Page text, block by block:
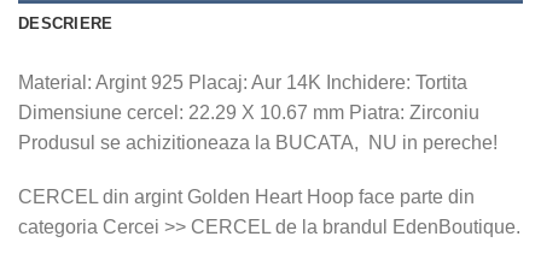
DESCRIERE
Material: Argint 925 Placaj: Aur 14K Inchidere: Tortita
Dimensiune cercel: 22.29 X 10.67 mm Piatra: Zirconiu
Produsul se achizitioneaza la BUCATA, NU in pereche!
CERCEL din argint Golden Heart Hoop face parte din
categoria Cercei >> CERCEL de la brandul EdenBoutique.